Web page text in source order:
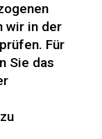
wir in der
Für
Sie das